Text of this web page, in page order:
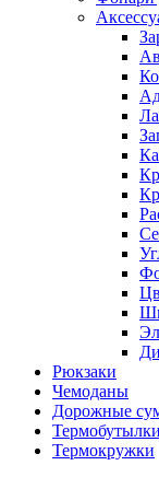
Рюкзаки
Чемоданы
Дорожные
Термобутылки
Термокружки